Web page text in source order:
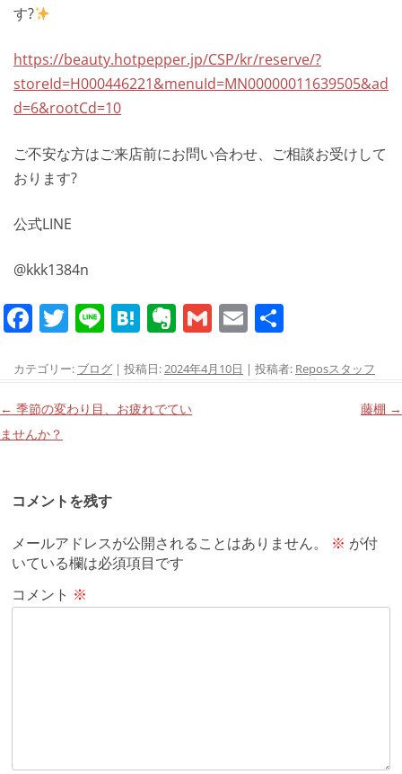
す?
https://beauty.hotpepper.jp/CSP/kr/reserve/?
storeId=H000446221&menuId=MN00000011639505&ad
d=6&rootCd=10
ご不安な方はご来店前にお問い合わせ、ご相談お受けして
おります?
公式LINE
@kkk1384n
F
c
e
b
o
k
T
itt
er
Li
e
H
e
n
E
er
n
G
ai
E
ai
カテゴリー: ブログ | 投稿日:2024年4月10日 | 投稿者: Reposスタッフ
投
稿
ン
← 季節の変わり目、お疲れでてい
ませんか？
藤棚 →
コメントを残す
メールアドレスが公開されることはありません。 ※ が付
いている欄は必須項目です
コメント ※